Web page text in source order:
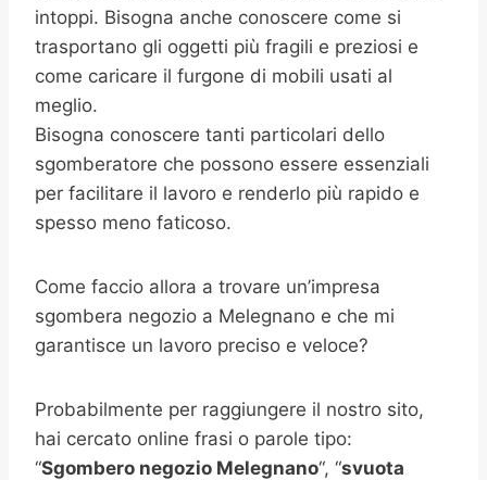
intoppi. Bisogna anche conoscere come si
trasportano gli oggetti più fragili e preziosi e
come caricare il furgone di mobili usati al
meglio.
Bisogna conoscere tanti particolari dello
sgomberatore che possono essere essenziali
per facilitare il lavoro e renderlo più rapido e
spesso meno faticoso.
Come faccio allora a trovare un’impresa
sgombera negozio a Melegnano e che mi
garantisce un lavoro preciso e veloce?
Probabilmente per raggiungere il nostro sito,
hai cercato online frasi o parole tipo:
“Sgombero negozio Melegnano“, “svuota